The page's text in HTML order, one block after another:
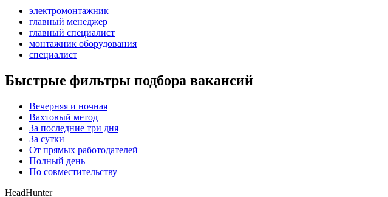
электромонтажник
главный менеджер
главный специалист
монтажник оборудования
специалист
Быстрые фильтры подбора вакансий
Вечерняя и ночная
Вахтовый метод
За последние три дня
За сутки
От прямых работодателей
Полный день
По совместительству
HeadHunter